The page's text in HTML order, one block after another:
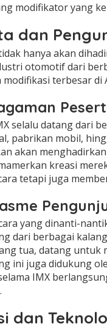
modifikator yang
dan
hanya akan
otomotif dari
modifikasi terbesar di
selalu datang dari
pabrikan mobil,
akan
kreasi
tetapi juga
yang dinanti-
dari berbagai
tua, datang untuk
ini juga didukung
IMX
dan